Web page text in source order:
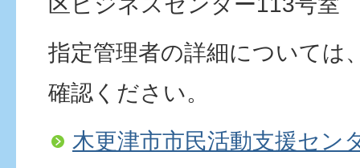
指定管理者の詳細については
確認ください。
木更津市市民活動支援セン